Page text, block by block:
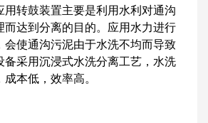
用转鼓装置主要是利用水利对通沟
而达到分离的目的。应用水力进行
会使通沟污泥由于水洗不均而导致
备采用沉浸式水洗分离工艺，水洗
本低，效率高。